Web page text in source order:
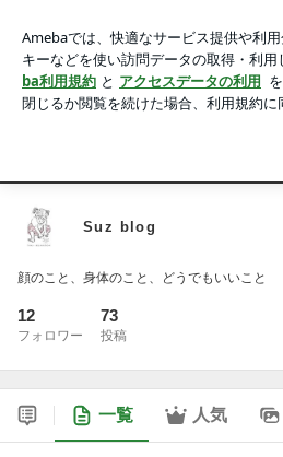
アプリをダウンロードして ブログの更
ょう。
Suz blog
顔のこと、身体のこと、どうでもいいこと
12
フォロワー
73
投稿
一覧 人気